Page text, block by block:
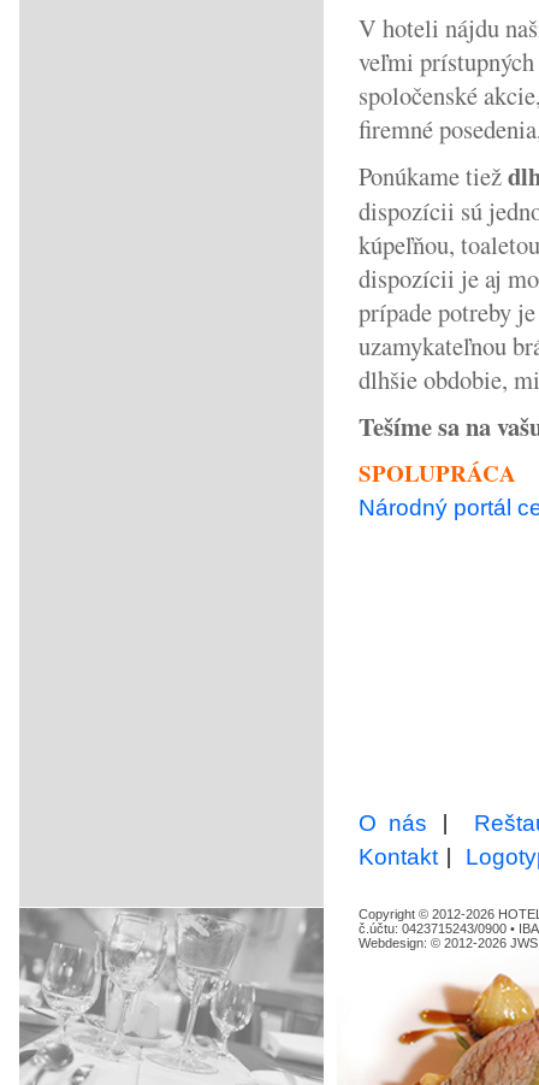
V hoteli nájdu
veľmi
spoločenské
firemné
Ponúkame tiež
dispozícii sú
kúpeľňou,
dispozícii je aj
prípade potreby
uzamykateľnou
dlhšie obdobie,
Tešíme sa na
SPOLUPRÁCA
Národný portál
O nás |
Kontakt|
Copyright © 2012-2026
č.účtu: 0423715243/0900 •
Webdesign: © 2012-2026